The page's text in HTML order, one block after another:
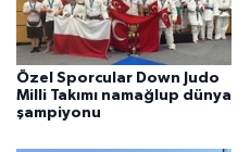
Özel Sporcular Down Judo
Milli Takımı namağlup dünya
şampiyonu